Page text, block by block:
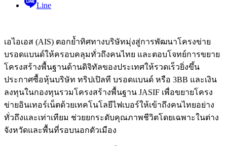
Line
เอไอเอส (AIS) ตอกย้ำทิศทางบริษัทมุ่งสู่การพัฒนาโครงข่าย
บรอดแบนด์ให้ครอบคลุมทั่วถึงคนไทย และตอบโจทย์การขยาย
โครงสร้างพื้นฐานด้านดิจิทัลของประเทศให้รวดเร็วยิ่งขึ้น
ประกาศซื้อหุ้นบริษัท ทริปเปิลที บรอดแบนด์ หรือ 3BB และเงิน
ลงทุนในกองทุนรวมโครงสร้างพื้นฐาน JASIF เพื่อขยายโครง
ข่ายอินเทอร์เน็ตด้วยเทคโนโลยีไฟเบอร์ให้เข้าถึงคนไทยอย่าง
ทั่วถึงและเท่าเทียม ช่วยยกระดับคุณภาพชีวิตโดยเฉพาะในต่าง
จังหวัดและพื้นที่รอบนอกตัวเมือง